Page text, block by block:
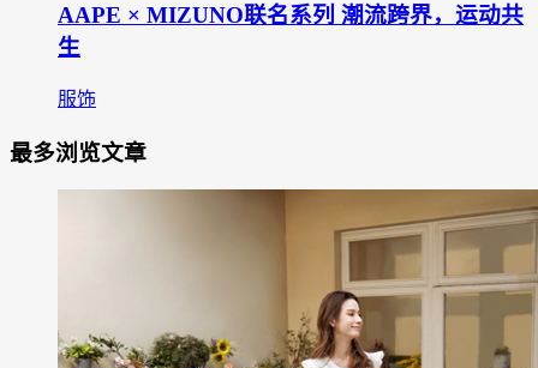
AAPE × MIZUNO联名系列 潮流跨界，运动共
生
服饰
最多浏览文章